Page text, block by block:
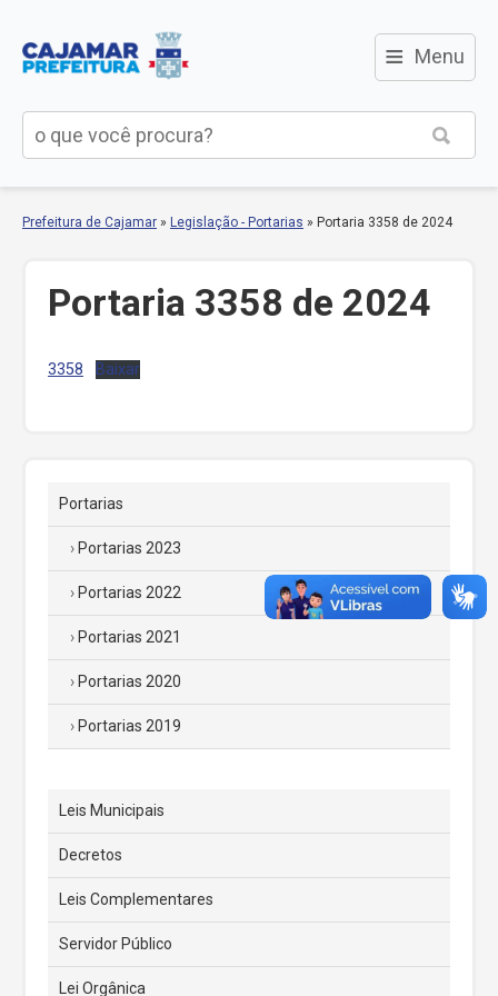
≡ Menu
Prefeitura de Cajamar » Legislação - Portarias » Portaria 3358 de 2024
Portaria 3358 de 2024
3358 Baixar
Portarias
Portarias 2023
Portarias 2022
Portarias 2021
Portarias 2020
Portarias 2019
Leis Municipais
Decretos
Leis Complementares
Servidor Público
Lei Orgânica